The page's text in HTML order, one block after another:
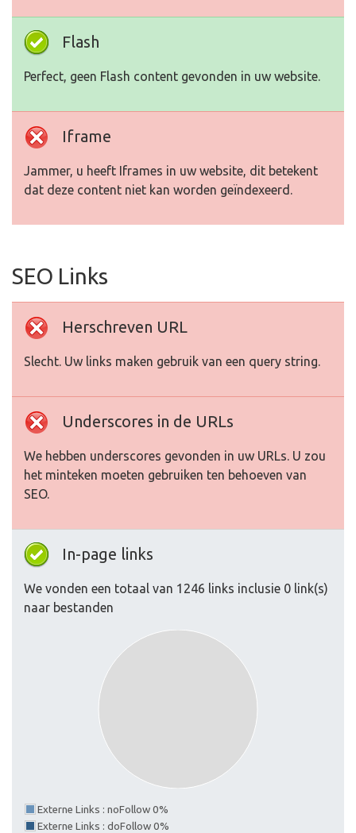
Flash
Perfect, geen Flash content gevonden in uw website.
Iframe
Jammer, u heeft Iframes in uw website, dit betekent
dat deze content niet kan worden geïndexeerd.
SEO Links
Herschreven URL
Slecht. Uw links maken gebruik van een query string.
Underscores in de URLs
We hebben underscores gevonden in uw URLs. U zou
het minteken moeten gebruiken ten behoeven van
SEO.
In-page links
We vonden een totaal van 1246 links inclusie 0 link(s)
naar bestanden
Externe Links : noFollow 0%
Externe Links : doFollow 0%